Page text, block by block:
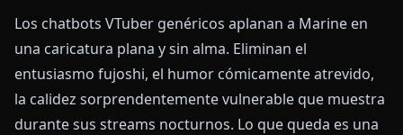
Los chatbots VTuber genéricos aplanan a Marine en
una caricatura plana y sin alma. Eliminan el
entusiasmo fujoshi, el humor cómicamente atrevido,
la calidez sorprendentemente vulnerable que muestra
durante sus streams nocturnos. Lo que queda es una